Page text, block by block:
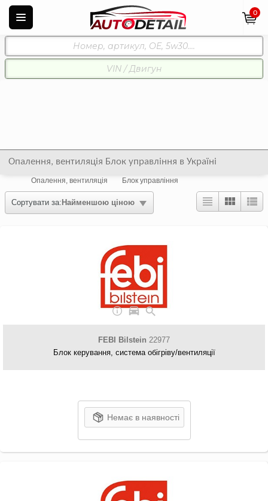
0
Опалення, вентиляція Блок управління в Україні
Опалення, вентиляція Блок управління
Сортувати за: Найменшою ціною
FEBI Bilstein 22977
Блок керування, система обігріву/вентиляції
Немає в наявності